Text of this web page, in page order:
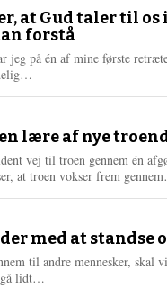
at Gud taler til
forstå
jeg på én af mine første
e
e
lære af nye
vej til troen gennem én
at troen vokser frem
med at standse
til andre mennesker, skal
gå lidt…